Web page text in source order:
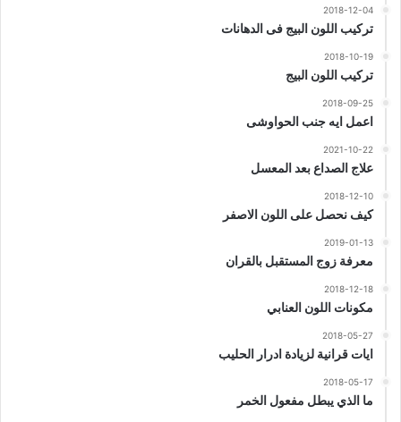
2018-12-04
تركيب اللون البيج فى الدهانات
2018-10-19
تركيب اللون البيج
2018-09-25
اعمل ايه جنب الحواوشى
2021-10-22
علاج الصداع بعد المعسل
2018-12-10
كيف نحصل على اللون الاصفر
2019-01-13
معرفة زوج المستقبل بالقران
2018-12-18
مكونات اللون العنابي
2018-05-27
ايات قرانية لزيادة ادرار الحليب
2018-05-17
ما الذي يبطل مفعول الخمر